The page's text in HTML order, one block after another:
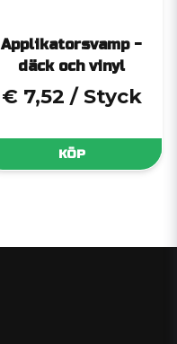
Applikatorsvamp -
däck och vinyl
€ 7,52 / Styck
KÖP